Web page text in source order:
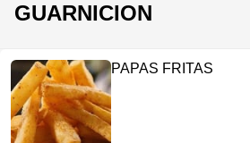
GUARNICION
PAPAS FRITAS